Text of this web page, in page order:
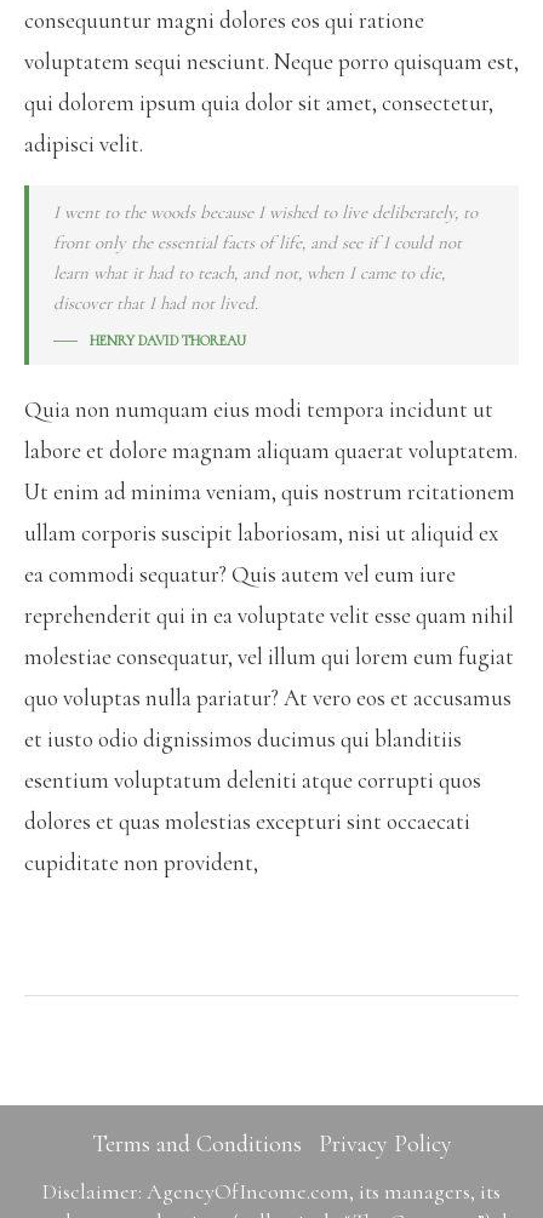
consequuntur magni dolores eos qui ratione
voluptatem sequi nesciunt. Neque porro quisquam est,
qui dolorem ipsum quia dolor sit amet, consectetur,
adipisci velit.
I went to the woods because I wished to live deliberately, to
front only the essential facts of life, and see if I could not
learn what it had to teach, and not, when I came to die,
discover that I had not lived.
HENRY DAVID THOREAU
Quia non numquam eius modi tempora incidunt ut
labore et dolore magnam aliquam quaerat voluptatem.
Ut enim ad minima veniam, quis nostrum rcitationem
ullam corporis suscipit laboriosam, nisi ut aliquid ex
ea commodi sequatur? Quis autem vel eum iure
reprehenderit qui in ea voluptate velit esse quam nihil
molestiae consequatur, vel illum qui lorem eum fugiat
quo voluptas nulla pariatur? At vero eos et accusamus
et iusto odio dignissimos ducimus qui blanditiis
esentium voluptatum deleniti atque corrupti quos
dolores et quas molestias excepturi sint occaecati
cupiditate non provident,
Terms and Conditions Privacy Policy
Disclaimer: AgencyOfIncome.com, its managers, its